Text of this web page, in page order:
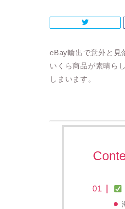
eBay輸出で意外と見
いくら商品が素晴ら
しまいます。